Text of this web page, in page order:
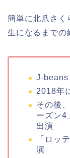
簡単に北爪さく
生になるまでの
J-beans
2018年
その後
ーズン4
出演
「ロッ
演